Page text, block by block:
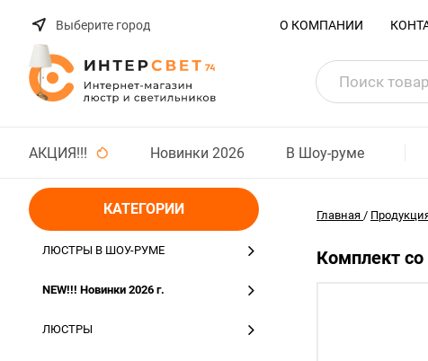
Выберите город О КОМПАНИИ
АКЦИЯ!!! Новинки 2026 В Шоу-руме
КАТЕГОРИИ
ЛЮСТРЫ В ШОУ-РУМЕ
NEW!!! Новинки 2026 г.
ЛЮСТРЫ
Главная /
Комплект со